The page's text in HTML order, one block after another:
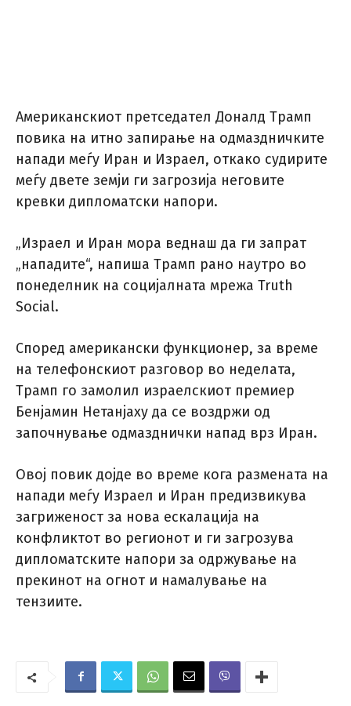
Американскиот претседател Доналд Трамп
повика на итно запирање на одмаздничките
напади меѓу Иран и Израел, откако судирите
меѓу двете земји ги загрозија неговите
кревки дипломатски напори.
„Израел и Иран мора веднаш да ги запрат
„нападите“, напиша Трамп рано наутро во
понеделник на социјалната мрежа Truth
Social.
Според американски функционер, за време
на телефонскиот разговор во неделата,
Трамп го замолил израелскиот премиер
Бенјамин Нетанјаху да се воздржи од
започнување одмазднички напад врз Иран.
Овој повик дојде во време кога размената на
напади меѓу Израел и Иран предизвикува
загриженост за нова ескалација на
конфликтот во регионот и ги загрозува
дипломатските напори за одржување на
прекинот на огнот и намалување на
тензиите.